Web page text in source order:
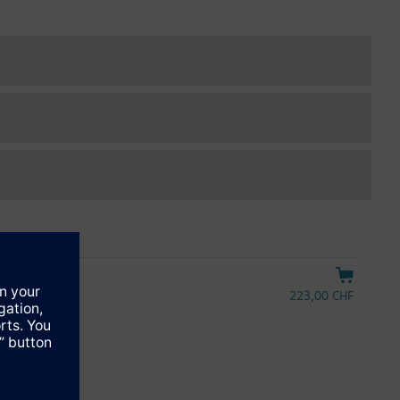
viene eliminato. La valvola MiniCombi regola
223,00 CHF